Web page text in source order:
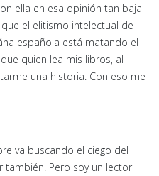
ella en esa opinión tan baja
el elitismo intelectual de
española está matando el
quien lea mis libros, al
una historia. Con eso me
va buscando el ciego del
también. Pero soy un lector